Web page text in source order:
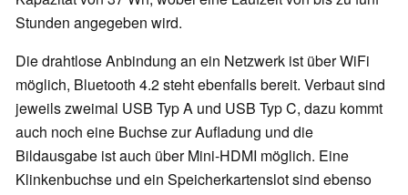
Stunden angegeben wird.
Die drahtlose Anbindung an ein Netzwerk ist über WiFi
möglich, Bluetooth 4.2 steht ebenfalls bereit. Verbaut sind
jeweils zweimal USB Typ A und USB Typ C, dazu kommt
auch noch eine Buchse zur Aufladung und die
Bildausgabe ist auch über Mini-HDMI möglich. Eine
Klinkenbuchse und ein Speicherkartenslot sind ebenso